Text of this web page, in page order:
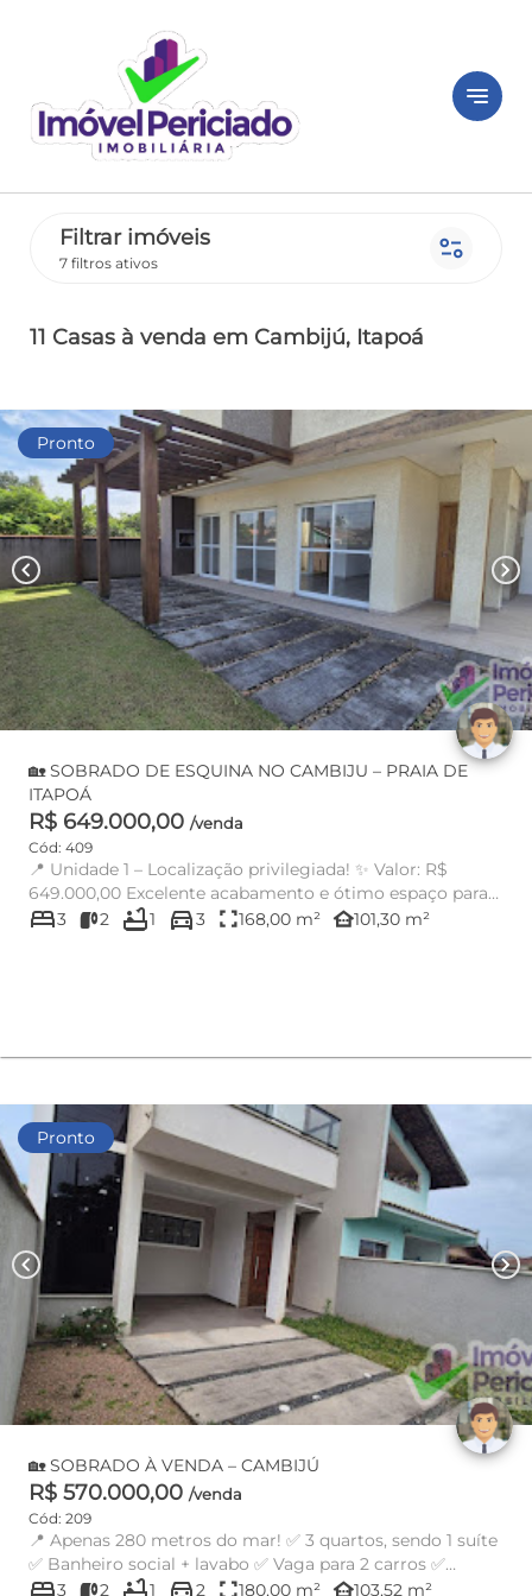
notes
Filtrar imóveis
7 filtros ativos page_info
11 Casas à venda em Cambijú, Itapoá
Pronto
chevron_left chevron_right
🏡 SOBRADO DE ESQUINA NO CAMBIJU – PRAIA DE
ITAPOÁ
R$ 649.000,00 /venda
Cód: 409
📍 Unidade 1 – Localização privilegiada! ✨ Valor: R$
649.000,00 Excelente acabamento e ótimo espaço para
sua...
bed3 2 bathtub1 directions_car3 fullscreen168,00 m² other_houses101,30 m²
Pronto
chevron_left chevron_right
🏡 SOBRADO À VENDA – CAMBIJÚ
R$ 570.000,00 /venda
Cód: 209
📍 Apenas 280 metros do mar! ✅ 3 quartos, sendo 1 suíte
✅ Banheiro social + lavabo ✅ Vaga para 2 carros ✅
Excelente ...
3 2 1 2 fullscreen180,00 m² other_houses103,52 m²